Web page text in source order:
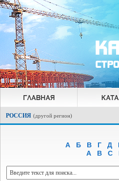
РОССИЯ (другой регион)
А
Б В Г Д
A
B C